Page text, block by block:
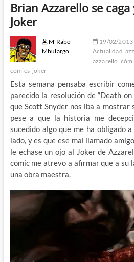
Brian Azzarello se
Joker
M'Rabo
Mhulargo
19/02/2013
Actualidad
azzarello
comics joker
Esta semana pensaba escribir
parecido la resolución de “Death
que Scott Snyder nos iba a mostrar
pese a que la historia me
sucedido algo que me ha obligado
lado, y es que ese mal llamado
le echase un ojo al Joker de
comic me atrevo a afirmar que a su
una obra maestra.